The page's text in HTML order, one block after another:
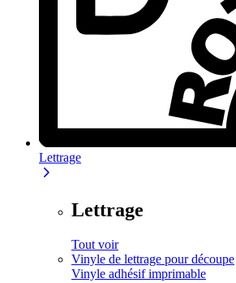
Lettrage
Lettrage
Tout voir
Vinyle de lettrage pour découpe
Vinyle adhésif imprimable